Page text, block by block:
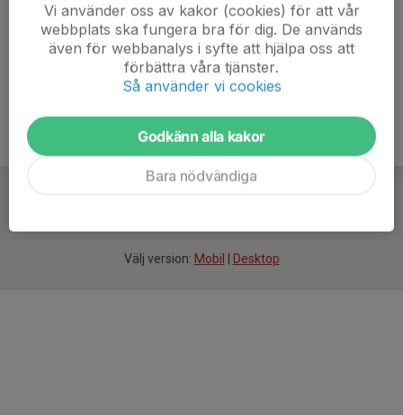
Välj version: Mobil Desktop
Vi använder oss av kakor (cookies) för att vår
webbplats ska fungera bra för dig. De används
även för webbanalys i syfte att hjälpa oss att
förbättra våra tjänster.
Så använder vi cookies
Godkänn alla kakor
Bara nödvändiga